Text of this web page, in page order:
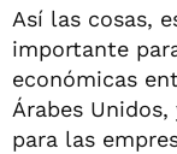
Así las cosas,
importante
económicas
Árabes
para las